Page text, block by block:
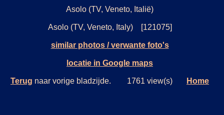
Asolo (TV, Veneto, Italië)
Asolo (TV, Veneto, Italy) [121075]
similar photos / verwante foto's
locatie in Google maps
Terug naar vorige bladzijde. 1761 view(s) Home